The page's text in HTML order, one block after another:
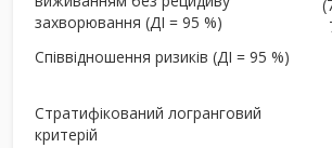
захворювання (ДІ = 95 %)
Співвідношення ризиків (ДІ = 95 %)
Стратифікований логранговий
критерій